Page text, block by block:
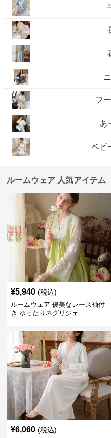
フ
あ
ベビ
ルームウェア 人気アイテム
¥5,940 (税込)
ルームウェア 優美なレース袖付
き ゆったりネグリジェ
¥6,060 (税込)